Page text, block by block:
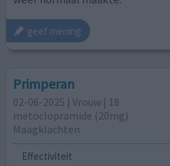
geef mening
Primperan
02-06-2025 | Vrouw | 18
metoclopramide (20mg)
Maagklachten
Effectiviteit